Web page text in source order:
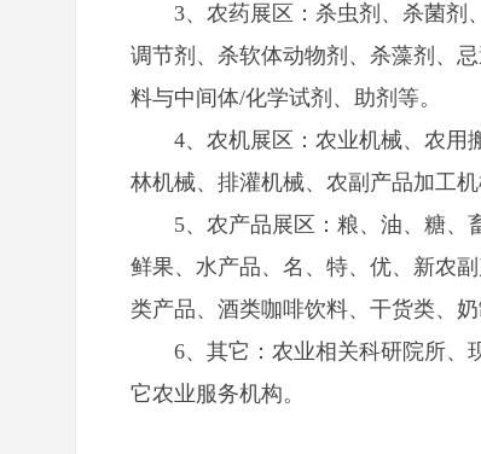
3、农药展区：杀虫剂、杀菌剂
调节剂、杀软体动物剂、杀藻剂、
料与中间体/化学试剂、助剂等。
4、农机展区：农业机械、农用
林机械、排灌机械、农副产品加工机
5、农产品展区：粮、油、糖、
鲜果、水产品、名、特、优、新农
类产品、酒类咖啡饮料、干货类、奶
6、其它：农业相关科研院所、
它农业服务机构。